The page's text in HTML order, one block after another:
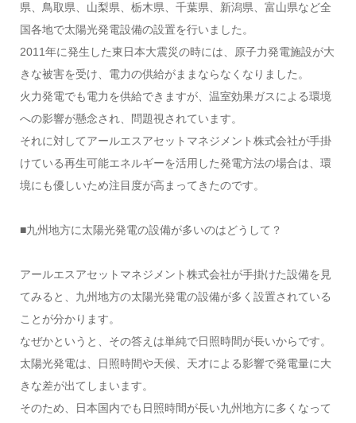
県、鳥取県、山梨県、栃木県、千葉県、新潟県、富山県など全
国各地で太陽光発電設備の設置を行いました。
2011年に発生した東日本大震災の時には、原子力発電施設が大
きな被害を受け、電力の供給がままならなくなりました。
火力発電でも電力を供給できますが、温室効果ガスによる環境
への影響が懸念され、問題視されています。
それに対してアールエスアセットマネジメント株式会社が手掛
けている再生可能エネルギーを活用した発電方法の場合は、環
境にも優しいため注目度が高まってきたのです。
■九州地方に太陽光発電の設備が多いのはどうして？
アールエスアセットマネジメント株式会社が手掛けた設備を見
てみると、九州地方の太陽光発電の設備が多く設置されている
ことが分かります。
なぜかというと、その答えは単純で日照時間が長いからです。
太陽光発電は、日照時間や天候、天才による影響で発電量に大
きな差が出てしまいます。
そのため、日本国内でも日照時間が長い九州地方に多くなって